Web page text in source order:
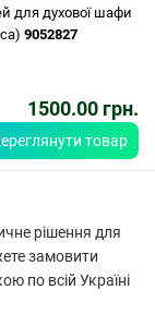
для духової шафи
9052827
1500.00 грн.
товар
рішення для
замовити
по всій Україні